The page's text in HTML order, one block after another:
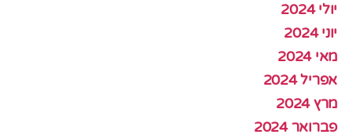
יולי 2024
יוני 2024
מאי 2024
אפריל 2024
מרץ 2024
פברואר 2024